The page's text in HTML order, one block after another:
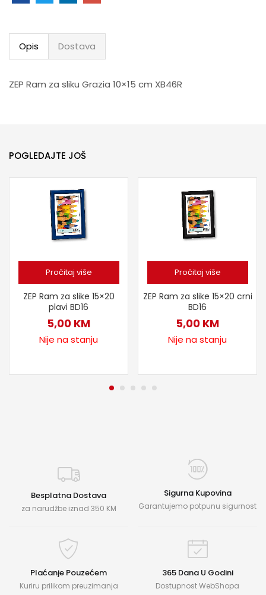
Opis Dostava
ZEP Ram za sliku Grazia 10×15 cm XB46R
POGLEDAJTE JOŠ
Pročitaj više
ZEP Ram za slike 15×20
plavi BD16
5,00 KM
Nije na stanju
Pročitaj više
ZEP Ram za slike 15×20 crni
BD16
5,00 KM
Nije na stanju
Besplatna Dostava
za narudžbe iznad 350 KM
Sigurna Kupovina
Garantujemo potpunu sigurnost
Plaćanje Pouzećem
Kuriru prilikom preuzimanja
365 Dana U Godini
Dostupnost WebShopa